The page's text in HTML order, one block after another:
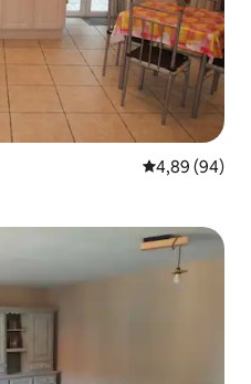
5 üzerinden
4,89 (94)